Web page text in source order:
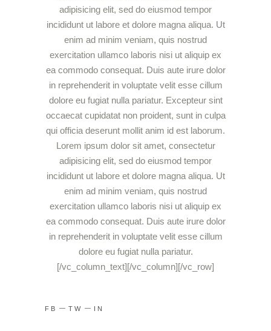
adipisicing elit, sed do eiusmod tempor
incididunt ut labore et dolore magna aliqua. Ut
enim ad minim veniam, quis nostrud
exercitation ullamco laboris nisi ut aliquip ex
ea commodo consequat. Duis aute irure dolor
in reprehenderit in voluptate velit esse cillum
dolore eu fugiat nulla pariatur. Excepteur sint
occaecat cupidatat non proident, sunt in culpa
qui officia deserunt mollit anim id est laborum.
Lorem ipsum dolor sit amet, consectetur
adipisicing elit, sed do eiusmod tempor
incididunt ut labore et dolore magna aliqua. Ut
enim ad minim veniam, quis nostrud
exercitation ullamco laboris nisi ut aliquip ex
ea commodo consequat. Duis aute irure dolor
in reprehenderit in voluptate velit esse cillum
dolore eu fugiat nulla pariatur.
[/vc_column_text][/vc_column][/vc_row]
FB TW IN